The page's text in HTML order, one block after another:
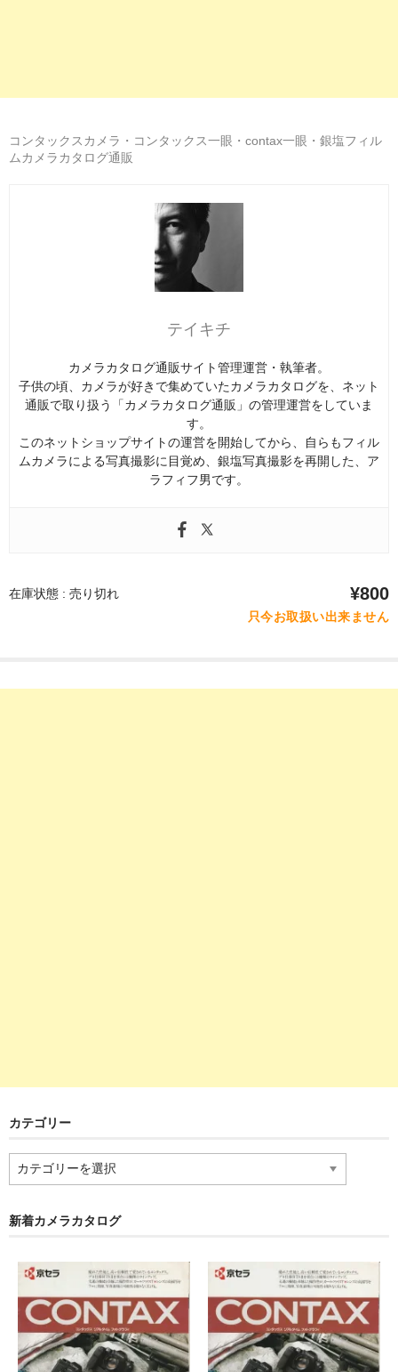
コンタックスカメラ・コンタックス一眼・contax一眼・銀塩フィル
ムカメラカタログ通販
テイキチ
カメラカタログ通販サイト管理運営・執筆者。
子供の頃、カメラが好きで集めていたカメラカタログを、ネット
通販で取り扱う「カメラカタログ通販」の管理運営をしていま
す。
このネットショップサイトの運営を開始してから、自らもフィル
ムカメラによる写真撮影に目覚め、銀塩写真撮影を再開した、ア
ラフィフ男です。
在庫状態 : 売り切れ ¥800
只今お取扱い出来ません
カテゴリー
リ
新着カメラカタログ